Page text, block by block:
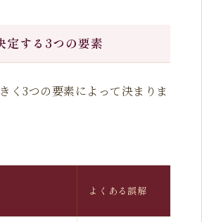
定する3つの要素
く3つの要素によって決まりま
よくある誤解